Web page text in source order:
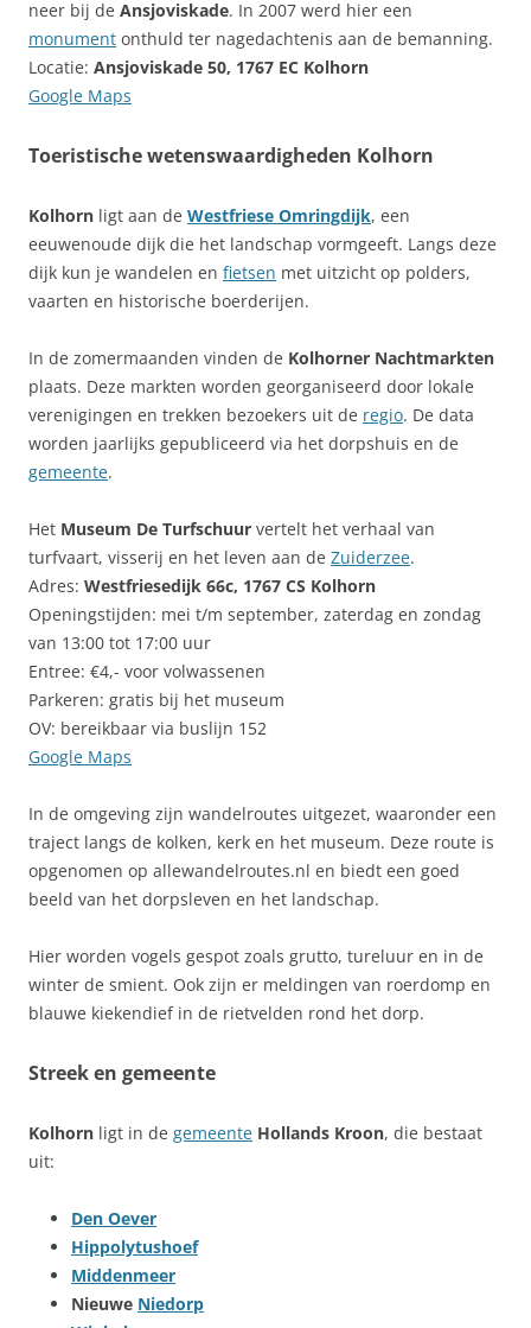
neer bij de Ansjoviskade. In 2007 werd hier een
monument onthuld ter nagedachtenis aan de bemanning.
Locatie: Ansjoviskade 50, 1767 EC Kolhorn
Google Maps
Toeristische wetenswaardigheden Kolhorn
Kolhorn ligt aan de Westfriese Omringdijk, een
eeuwenoude dijk die het landschap vormgeeft. Langs deze
dijk kun je wandelen en fietsen met uitzicht op polders,
vaarten en historische boerderijen.
In de zomermaanden vinden de Kolhorner Nachtmarkten
plaats. Deze markten worden georganiseerd door lokale
verenigingen en trekken bezoekers uit de regio. De data
worden jaarlijks gepubliceerd via het dorpshuis en de
gemeente.
Het Museum De Turfschuur vertelt het verhaal van
turfvaart, visserij en het leven aan de Zuiderzee.
Adres: Westfriesedijk 66c, 1767 CS Kolhorn
Openingstijden: mei t/m september, zaterdag en zondag
van 13:00 tot 17:00 uur
Entree: €4,- voor volwassenen
Parkeren: gratis bij het museum
OV: bereikbaar via buslijn 152
Google Maps
In de omgeving zijn wandelroutes uitgezet, waaronder een
traject langs de kolken, kerk en het museum. Deze route is
opgenomen op allewandelroutes.nl en biedt een goed
beeld van het dorpsleven en het landschap.
Hier worden vogels gespot zoals grutto, tureluur en in de
winter de smient. Ook zijn er meldingen van roerdomp en
blauwe kiekendief in de rietvelden rond het dorp.
Streek en gemeente
Kolhorn ligt in de gemeente Hollands Kroon, die bestaat
uit:
Den Oever
Hippolytushoef
Middenmeer
Nieuwe Niedorp